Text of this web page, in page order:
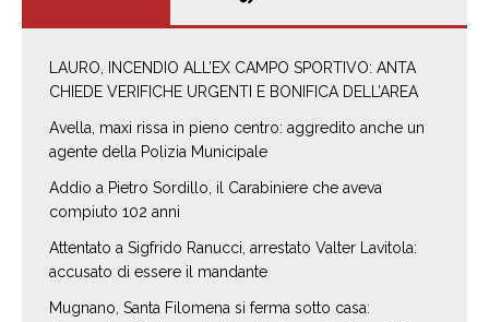
LAURO, INCENDIO ALL’EX CAMPO SPORTIVO: ANTA
CHIEDE VERIFICHE URGENTI E BONIFICA DELL’AREA
Avella, maxi rissa in pieno centro: aggredito anche un
agente della Polizia Municipale
Addio a Pietro Sordillo, il Carabiniere che aveva
compiuto 102 anni
Attentato a Sigfrido Ranucci, arrestato Valter Lavitola:
accusato di essere il mandante
Mugnano, Santa Filomena si ferma sotto casa: